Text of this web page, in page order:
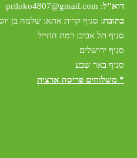
דוא"ל:
priloko4807@gmail.com
כתובת: סניף קרית אתא: שלמה בן יוסף
סניף תל אביב: רמת החייל
סניף ירושלים
סניף באר שבע
* משלוחים פריסה ארצית